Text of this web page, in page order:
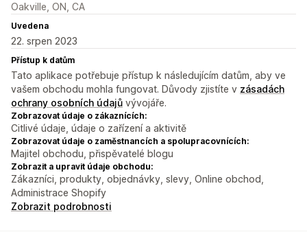
Oakville, ON, CA
Uvedena
22. srpen 2023
Přístup k datům
Tato aplikace potřebuje přístup k následujícím datům, aby ve
vašem obchodu mohla fungovat. Důvody zjistíte v zásadách
ochrany osobních údajů vývojáře.
Zobrazovat údaje o zákaznících:
Citlivé údaje, údaje o zařízení a aktivitě
Zobrazovat údaje o zaměstnancích a spolupracovnících:
Majitel obchodu, přispěvatelé blogu
Zobrazit a upravit údaje obchodu:
Zákazníci, produkty, objednávky, slevy, Online obchod,
Administrace Shopify
Zobrazit podrobnosti